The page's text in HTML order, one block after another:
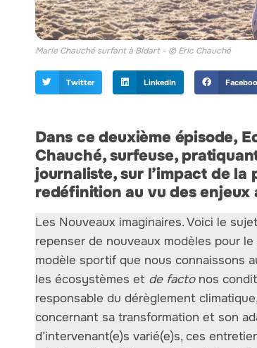
Marie Chauché surfant à Bidart - © Eric Chauché
Twitter LinkedIn
Dans ce deuxième épisode,
Chauché, surfeuse,
journaliste, sur l’impact de la
redéfinition au vu des enjeux
Les Nouveaux imaginaires. Voici le
repenser de nouveaux modèles pour
modèle sportif que nous connaissons
les écosystèmes et de factonos
responsable du dérèglement
concernant sa transformation et son
d’intervenant(e)s varié(e)s, ces